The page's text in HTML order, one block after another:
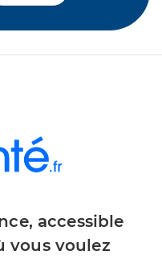
accessible
vous voulez